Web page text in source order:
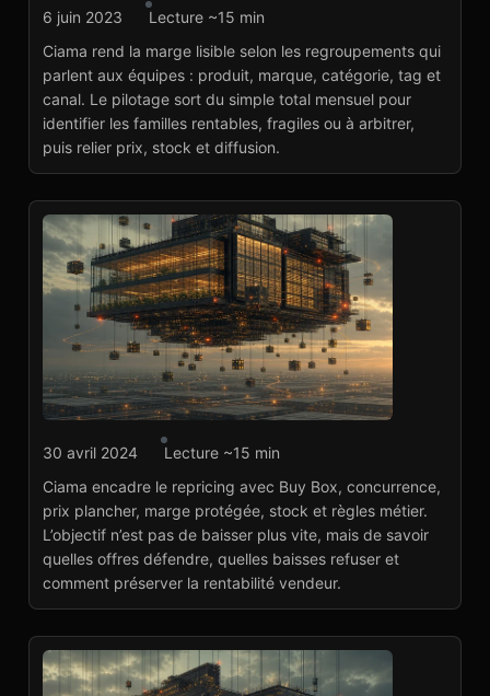
Agence marketplace
produit, marque et
catégorie
Voir le projet→
6 juin 2023
Lecture ~15 min
Ciama rend la marge lisible selon les regroupements qui
parlent aux équipes : produit, marque, catégorie, tag et
canal. Le pilotage sort du simple total mensuel pour
identifier les familles rentables, fragiles ou à arbitrer,
puis relier prix, stock et diffusion.
Agence marketplace
repricing protégé
Voir le projet→
30 avril 2024
Lecture ~15 min
Ciama encadre le repricing avec Buy Box, concurrence,
prix plancher, marge protégée, stock et règles métier.
L’objectif n’est pas de baisser plus vite, mais de savoir
quelles offres défendre, quelles baisses refuser et
comment préserver la rentabilité vendeur.